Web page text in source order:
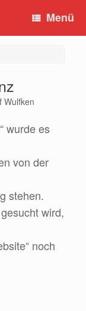
Menü
Wulfken
wurde es
von der
stehen.
wird,
noch